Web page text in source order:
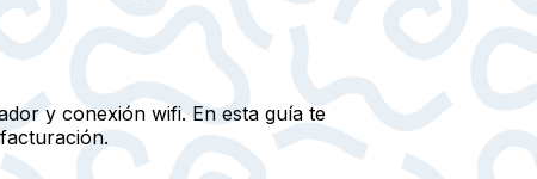
y conexión wifi. En esta guía te